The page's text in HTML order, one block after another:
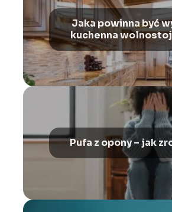
Jaka powinna być
kuchenna
Pufa z opony – jak